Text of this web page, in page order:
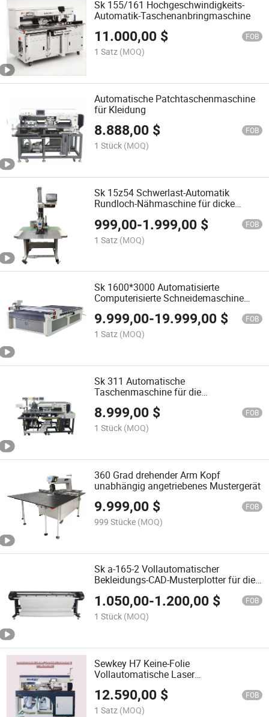
Sk 155/161 Hochgeschwindigkeits-
Automatik-Taschenanbringmaschine
11.000,00 $ FOB
1 Satz (MOQ)
Automatische Patchtaschenmaschine
für Kleidung
8.888,00 $ FOB
1 Stück (MOQ)
Sk 15z54 Schwerlast-Automatik
Rundloch-Nähmaschine für dicke
999,00-1.999,00 $ FOB
1 Satz (MOQ)
Sk 1600*3000 Automatisierte
Computerisierte Schneidemaschine
Vollautomatischer Computerisierter
Schneider
9.999,00-19.999,00 $ FOB
1 Satz (MOQ)
Sk 311 Automatische
Taschenmaschine für die
Bekleidungsproduktion
8.999,00 $ FOB
1 Stück (MOQ)
360 Grad drehender Arm Kopf
unabhängig angetriebenes Mustergerät
9.999,00 $ FOB
999 Stücke (MOQ)
Sk a-165-2 Vollautomatischer
Bekleidungs-CAD-Musterplotter für die
1.050,00-1.200,00 $ FOB
1 Stück (MOQ)
Sewkey H7 Keine-Folie
Vollautomatische Laser
Taschenöffnungs-Nähmaschine
12.590,00 $ FOB
1 Satz (MOQ)